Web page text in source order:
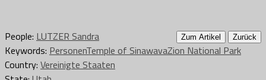
Zum Artikel Zurück
People: LUTZER Sandra
Keywords: PersonenTemple of SinawavaZion National Park
Country: Vereinigte Staaten